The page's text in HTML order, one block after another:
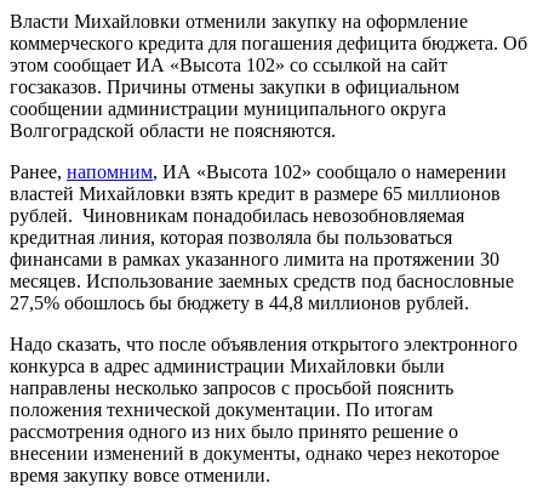
Власти Михайловки отменили закупку на оформление
коммерческого кредита для погашения дефицита бюджета. Об
этом сообщает ИА «Высота 102» со ссылкой на сайт
госзаказов. Причины отмены закупки в официальном
сообщении администрации муниципального округа
Волгоградской области не поясняются.
Ранее, напомним, ИА «Высота 102» сообщало о намерении
властей Михайловки взять кредит в размере 65 миллионов
рублей. Чиновникам понадобилась невозобновляемая
кредитная линия, которая позволяла бы пользоваться
финансами в рамках указанного лимита на протяжении 30
месяцев. Использование заемных средств под баснословные
27,5% обошлось бы бюджету в 44,8 миллионов рублей.
Надо сказать, что после объявления открытого электронного
конкурса в адрес администрации Михайловки были
направлены несколько запросов с просьбой пояснить
положения технической документации. По итогам
рассмотрения одного из них было принято решение о
внесении изменений в документы, однако через некоторое
время закупку вовсе отменили.